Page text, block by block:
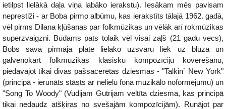
ietilpst lielākā daļa viņa labāko ierakstu). Iesākam mēs pavisam
neprestiži - ar Boba pirmo albūmu, kas ierakstīts tālajā 1962. gadā,
vēl pirms Dilana kļūšanas par folkmūzikas un vēlāk arī rokmūzikas
superzvaigzni. Būdams pats tolaik vēl visai zaļš (21 gadu vecs),
Bobs savā pirmajā platē lielāko uzsvaru liek uz blūza un
galvenokārt folkmūzikas klasisku kompozīciju koverēšanu,
piedāvājot tikai divas pašsacerētas dziesmas - "Talkin` New York"
(principā - ierunāts stāsts ar nelielu fona muzikālo noformējumu) un
"Song To Woody" (Vudijam Gutrijam veltīta dziesma, kas principā
tikai nedaudz atšķiras no svešajām kompozīcijām). Runājot par